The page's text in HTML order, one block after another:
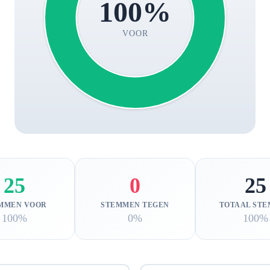
100%
VOOR
25
VOOR
100%
0
STEMMEN TEGEN
0%
25
TOTAAL
100%